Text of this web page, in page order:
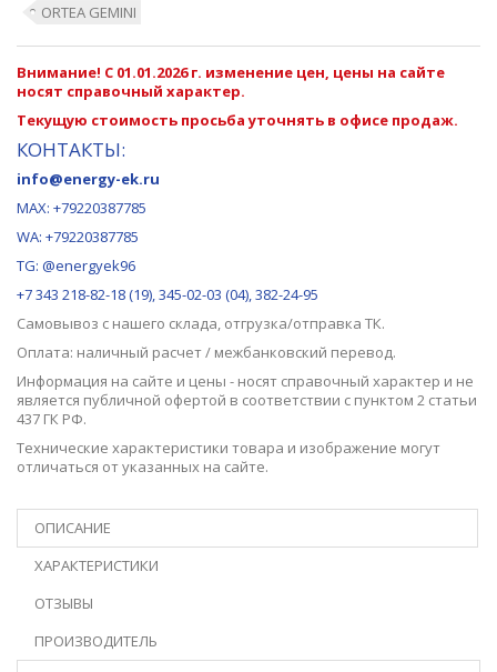
ORTEA GEMINI
Внимание! С 01.01.2026 г. изменение цен, цены на сайте
носят справочный характер.
Текущую стоимость просьба уточнять в офисе продаж.
КОНТАКТЫ:
info@energy-ek.ru
MAX: +79220387785
WA: +79220387785
TG: @energyek96
+7 343 218-82-18 (19), 345-02-03 (04), 382-24-95
Самовывоз с нашего склада, отгрузка/отправка ТК.
Оплата: наличный расчет / межбанковский перевод.
Информация на сайте и цены - носят справочный характер и не
является публичной офертой в соответствии с пунктом 2 статьи
437 ГК РФ.
Технические характеристики товара и изображение могут
отличаться от указанных на сайте.
ОПИСАНИЕ
ХАРАКТЕРИСТИКИ
ОТЗЫВЫ
ПРОИЗВОДИТЕЛЬ